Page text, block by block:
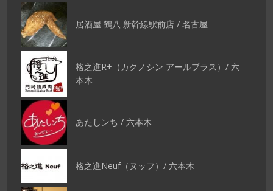
居酒屋 鶴八 新幹線駅前店 / 名古屋
格之進R+（カクノシン アールプラス）/ 六
本木
あたしンち / 六本木
格之進Neuf（ヌッフ）/ 六本木